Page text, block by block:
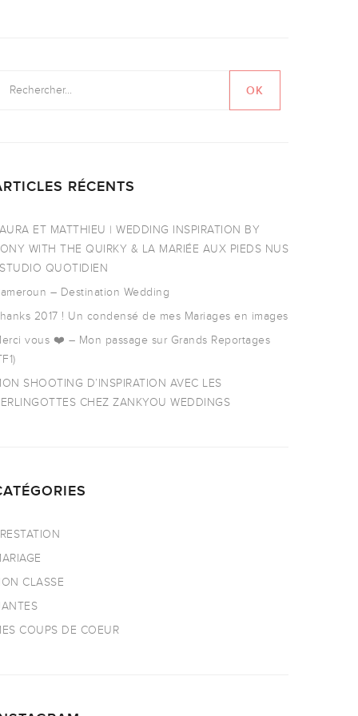
RÉCENTS
ET MATTHIEU | WEDDING INSPIRATION BY
WITH THE QUIRKY & LA MARIÉE AUX PIEDS NUS
QUOTIDIEN
– Destination Wedding
2017 ! Un condensé de mes Mariages en images
vous ❤️ – Mon passage sur Grands Reportages
SHOOTING D’INSPIRATION AVEC LES
CHEZ ZANKYOU WEDDINGS
CLASSE
COUPS DE COEUR